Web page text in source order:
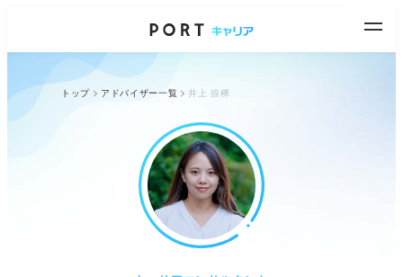
トップ アドバイザー一覧 井上 捺稀